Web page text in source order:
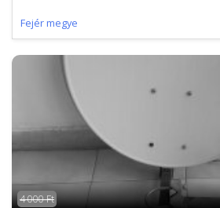
Fejér megye
4 000 Ft